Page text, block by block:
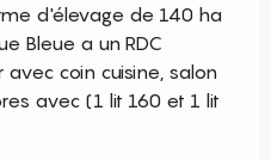
d'élevage de 140 ha
Bleue a un RDC
coin cuisine, salon
avec (1 lit 160 et 1 lit